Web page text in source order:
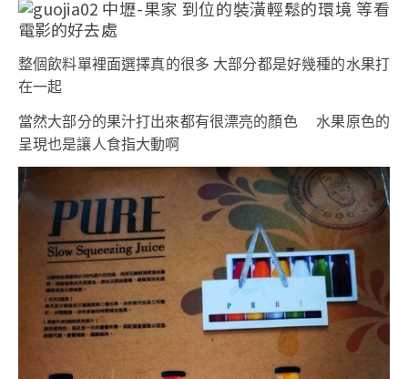
整個飲料單裡面選擇真的很多 大部分都是好幾種的水果打
在一起
當然大部分的果汁打出來都有很漂亮的顏色 水果原色的
呈現也是讓人食指大動啊